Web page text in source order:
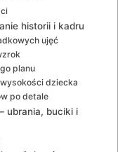
historii i kadru
ujęć
planu
dziecka
po detale
ubrania, buciki i